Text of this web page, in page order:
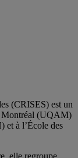
(CRISES) est un
Montréal (UQAM)
et à l’École des
elle regroupe